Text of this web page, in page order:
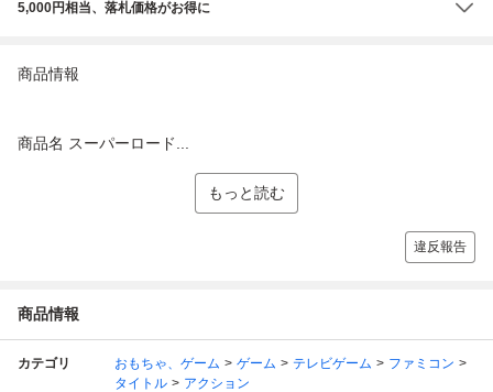
5,000円相当、落札価格がお得に
商品情報
商品名 スーパーロード...
もっと読む
違反報告
商品情報
カテゴリ おもちゃ、ゲーム ゲーム テレビゲーム
ファミコン
タイトル
アクション